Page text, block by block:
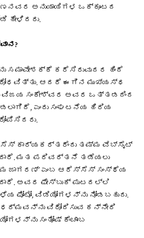
ಅನುಯಾಯಿಗಳ ಒಕ್ಕೂಟದ
ಹೇಳಿದರು.
ಸಮಾವೇಶಕ್ಕೆ ಕರೆಸಿರುವುದರ ಹಿಂದೆ
ಆದರೆ ಈಗಿನ ಮುಖ್ಯಸ್ಥ
ವಿಜಯ ಸಂಕೇಶ್ವರ ಅವರ ಒತ್ತಡದಿಂದ
ಎಂದು ಸಂಘಟನೆಯ ಹಿರಿಯ
ಕಾರ್ಯಕರ್ತರೆಂದು ತಮ್ಮ ವೆಬ್ಸೈಟ್
ಮತ ಪರಿವರ್ತನೆ ತಡೆಯಲು
ಜಾಗರಣ್’ ಎಂಬ ಆರೆಸ್ಸೆಸ್ ಸಂಸ್ಥೆಯ
ಅವರ ಫೇಸ್ಬುಕ್ ಪುಟದಲ್ಲಿ
ಫೋಟೋ, ವಿಡಿಯೋಗಳನ್ನು ನೋಡಬಹುದು.
ಧರ್ಮವನ್ನು ವಿರೋದಿಸುವ ಕನ್ನೇರಿ
ಸಂತೋಷ್ ಕೆಂಚಾಂಬ